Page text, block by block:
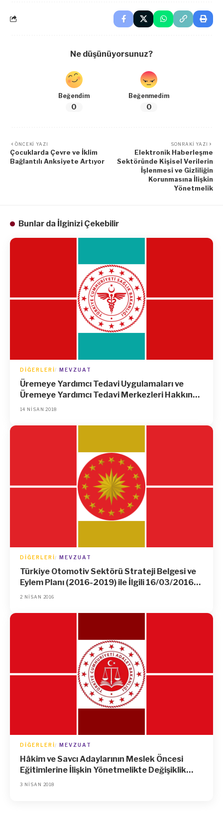
Ne düşünüyorsunuz?
Beğendim
0
Beğenmedim
0
ÖNCEKI YAZI
Çocuklarda Çevre ve İklim
Bağlantılı Anksiyete Artıyor
SONRAKI YAZI
Elektronik Haberleşme
Sektöründe Kişisel Verilerin
İşlenmesi ve Gizliliğin
Korunmasına İlişkin
Yönetmelik
Bunlar da İlginizi Çekebilir
DIĞERLERI MEVZUAT
Üremeye Yardımcı Tedavi Uygulamaları ve
Üremeye Yardımcı Tedavi Merkezleri Hakkında
Yönetmelikte Değişiklik Yapılmasına Dair
14 NISAN 2018
DIĞERLERI MEVZUAT
Türkiye Otomotiv Sektörü Strateji Belgesi ve
Eylem Planı (2016-2019) ile İlgili 16/03/2016
Tarihli ve 2016/4 Sayılı Yüksek Planlama
2 NISAN 2016
DIĞERLERI MEVZUAT
Hâkim ve Savcı Adaylarının Meslek Öncesi
Eğitimlerine İlişkin Yönetmelikte Değişiklik
Yapılmasına Dair Yönetmelik
3 NISAN 2018